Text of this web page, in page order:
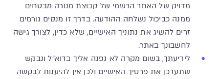
מדויק של האתר הרשמי של קבוצת מנורה מבטחים
ממנה כביכול נשלחה ההודעה. בדרך זו מנסים גורמים
זרים להשיג את נתוניך האישיים, שלא כדין, לצורך גישה
לחשבונך באתר.
לידיעתך, בשום מקרה לא נפנה אליך בדוא"ל ונבקש
שתעדכן את פרטיך האישיים ולכן אין להיענות לבקשה